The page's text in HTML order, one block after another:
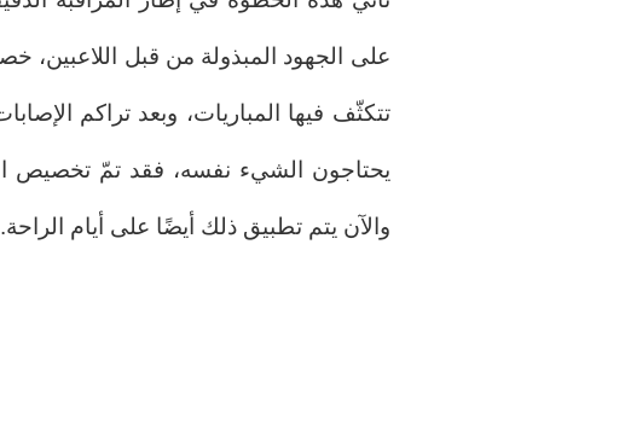
على الجهود المبذولة من قبل
تتكثّف فيها المباريات، وبعد تراكم
يحتاجون الشيء نفسه، فقد تمّ تخصيص
والآن يتم تطبيق ذلك أيضًا على أيام الراحة.